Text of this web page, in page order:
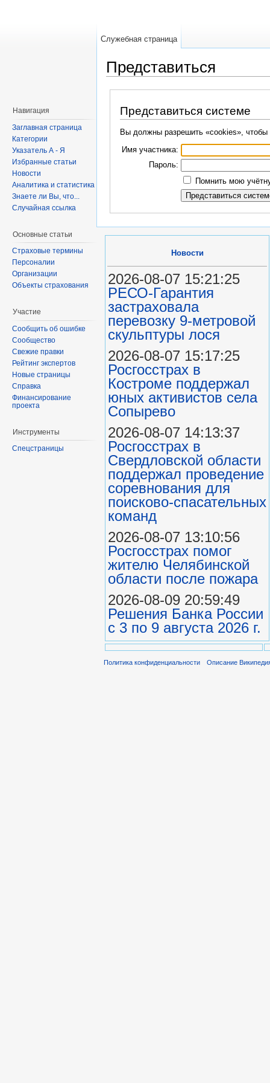
Представиться
Представиться системе
Вы должны разрешить «cookies», чтобы
Имя участника:
Пароль:
Помнить мою
Служебная страница
Навигация
Заглавная страница
Категории
Указатель А - Я
Избранные статьи
Новости
Аналитика и статистика
Знаете ли Вы, что...
Случайная ссылка
Основные статьи
Страховые термины
Персоналии
Организации
Объекты страхования
Участие
Сообщить об ошибке
Сообщество
Свежие правки
Рейтинг экспертов
Новые страницы
Справка
Финансирование
проекта
Инструменты
Спецстраницы
Новости
2026-08-07 15:21:25
РЕСО-Гарантия
застраховала
перевозку 9-метровой
скульптуры лося
2026-08-07 15:17:25
Росгосстрах в
Костроме поддержал
юных активистов села
Сопырево
2026-08-07 14:13:37
Росгосстрах в
Свердловской области
поддержал проведение
соревнования для
поисково‑спасательных
команд
2026-08-07 13:10:56
Росгосстрах помог
жителю Челябинской
области после пожара
2026-08-09 20:59:49
Решения Банка России
с 3 по 9 августа 2026 г.
Политика конфиденциальности Описание